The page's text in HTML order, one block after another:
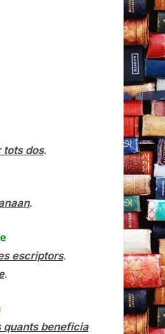
tots dos.
.
escriptors.
.
quants beneficia